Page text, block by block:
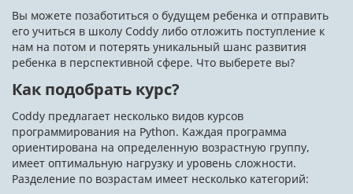
Вы можете позаботиться о будущем ребенка и отправить
его учиться в школу Coddy либо отложить поступление к
нам на потом и потерять уникальный шанс развития
ребенка в перспективной сфере. Что выберете вы?
Как подобрать курс?
Coddy предлагает несколько видов курсов
программирования на Python. Каждая программа
ориентирована на определенную возрастную группу,
имеет оптимальную нагрузку и уровень сложности.
Разделение по возрастам имеет несколько категорий: